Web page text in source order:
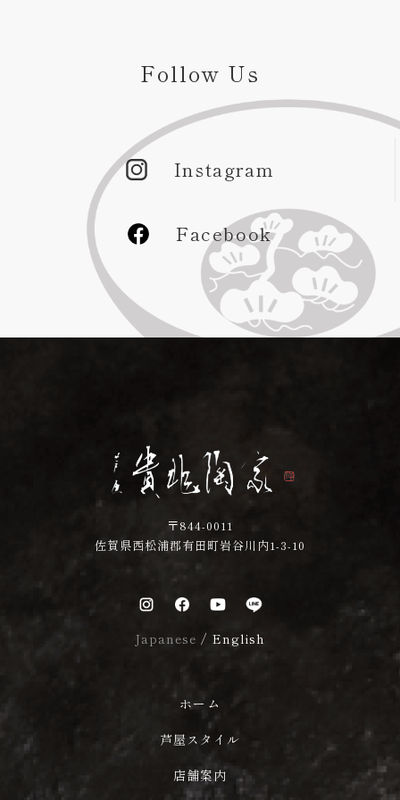
Follow Us
Instagram
Facebook
〒844-0011
佐賀県西松浦郡有田町岩谷川内1-3-10
Japanese / English
ホーム
芦屋スタイル
店舗案内